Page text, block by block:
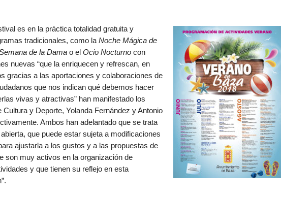
es en la práctica totalidad gratuita y
tradicionales, como la Noche Mágica de
de la Damao el Ocio Nocturnocon
nuevas “que la enriquecen y refrescan, en
gracias a las aportaciones y colaboraciones de
que nos indican qué debemos hacer
vivas y atractivas” han manifestado los
Cultura y Deporte, Yolanda Fernández y Antonio
Ambos han adelantado que se trata
que puede estar sujeta a modificaciones
ajustarla a los gustos y a las propuestas de
son muy activos en la organización de
y que tienen su reflejo en esta